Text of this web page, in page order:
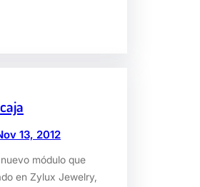
13, 2012
módulo que
en Zylux Jewelry,